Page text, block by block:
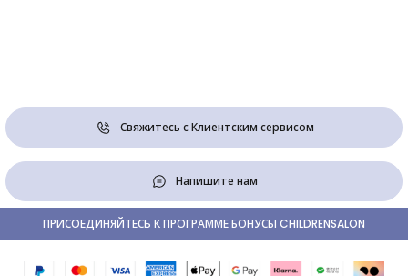
Свяжитесь с Клиентским сервисом
Напишите нам
ПРИСОЕДИНЯЙТЕСЬ К ПРОГРАММЕ БОНУСЫ CHILDRENSALON